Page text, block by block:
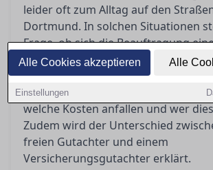
Alle Cookies akzeptieren Alle
Einstellungen
leider oft zum Alltag auf den
Dortmund. In solchen Situationen
Frage, ob sich die Beauftragung
Gutachters lohnt. Dieser Ratgeber
Orientierung und erläutert, wann ein
unabhängiger Gutachter
welche Kosten anfallen und wer
Zudem wird der Unterschied
freien Gutachter und einem
Versicherungsgutachter erklärt.